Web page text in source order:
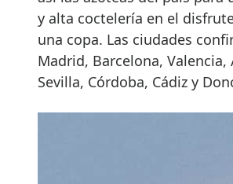
y alta coctelería en el
una copa. Las ciudades
Madrid, Barcelona, Valencia,
Sevilla, Córdoba, Cádiz y